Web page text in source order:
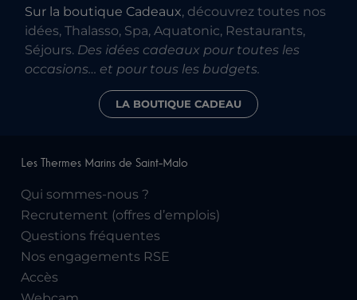
Sur la boutique Cadeaux, découvrez toutes nos
idées, Thalasso, Spa, Aquatonic, Restaurants,
Séjours. Des idées cadeaux pour toutes les
occasions… et pour tous les budgets.
LA BOUTIQUE CADEAU
Les Thermes Marins de Saint-Malo
Qui sommes-nous ?
Recrutement (offres d’emplois)
Questions fréquentes
Nos engagements RSE
Accès